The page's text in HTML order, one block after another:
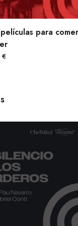
para
€